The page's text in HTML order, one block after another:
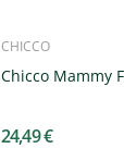
CHICCO
Chicco Mammy
24,49 €